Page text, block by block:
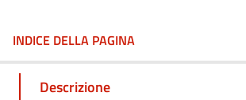
INDICE DELLA PAGINA
Descrizione